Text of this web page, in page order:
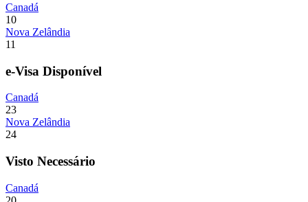
Canadá
10
Nova Zelândia
11
e-Visa Disponível
Canadá
23
Nova Zelândia
24
Visto Necessário
Canadá